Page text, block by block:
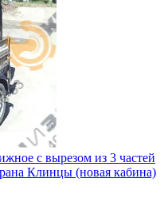
с вырезом из 3 частей
Клинцы (новая кабина)